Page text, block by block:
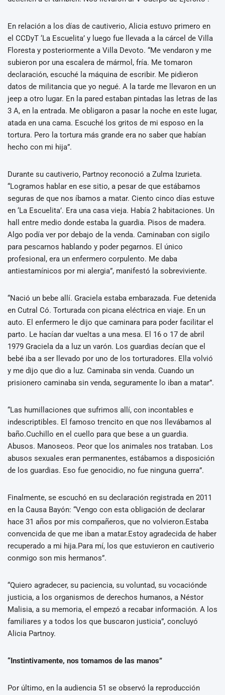
En relación a los días de cautiverio, Alicia estuvo primero en
el CCDyT ‘La Escuelita’ y luego fue llevada a la cárcel de Villa
Floresta y posteriormente a Villa Devoto. “Me vendaron y me
subieron por una escalera de mármol, fría. Me tomaron
declaración, escuché la máquina de escribir. Me pidieron
datos de militancia que yo negué. A la tarde me llevaron en un
jeep a otro lugar. En la pared estaban pintadas las letras de las
3 A, en la entrada. Me obligaron a pasar la noche en este lugar,
atada en una cama. Escuché los gritos de mi esposo en la
tortura. Pero la tortura más grande era no saber que habían
hecho con mi hija”.
Durante su cautiverio, Partnoy reconoció a Zulma Izurieta.
“Logramos hablar en ese sitio, a pesar de que estábamos
seguras de que nos íbamos a matar. Ciento cinco días estuve
en ‘La Escuelita’. Era una casa vieja. Había 2 habitaciones. Un
hall entre medio donde estaba la guardia. Pisos de madera.
Algo podía ver por debajo de la venda. Caminaban con sigilo
para pescarnos hablando y poder pegarnos. El único
profesional, era un enfermero corpulento. Me daba
antiestamínicos por mi alergia”, manifestó la sobreviviente.
“Nació un bebe allí. Graciela estaba embarazada. Fue detenida
en Cutral Có. Torturada con picana eléctrica en viaje. En un
auto. El enfermero le dijo que caminara para poder facilitar el
parto. Le hacían dar vueltas a una mesa. El 16 o 17 de abril
1979 Graciela da a luz un varón. Los guardias decían que el
bebé iba a ser llevado por uno de los torturadores. Ella volvió
y me dijo que dio a luz. Caminaba sin venda. Cuando un
prisionero caminaba sin venda, seguramente lo iban a matar”.
“Las humillaciones que sufrimos allí, con incontables e
indescriptibles. El famoso trencito en que nos llevábamos al
baño.Cuchillo en el cuello para que bese a un guardia.
Abusos. Manoseos. Peor que los animales nos trataban. Los
abusos sexuales eran permanentes, estábamos a disposición
de los guardias. Eso fue genocidio, no fue ninguna guerra”.
Finalmente, se escuchó en su declaración registrada en 2011
en la Causa Bayón: “Vengo con esta obligación de declarar
hace 31 años por mis compañeros, que no volvieron.Estaba
convencida de que me iban a matar.Estoy agradecida de haber
recuperado a mi hija.Para mí, los que estuvieron en cautiverio
conmigo son mis hermanos”.
“Quiero agradecer, su paciencia, su voluntad, su vocaciónde
justicia, a los organismos de derechos humanos, a Néstor
Malisia, a su memoria, el empezó a recabar información. A los
familiares y a todos los que buscaron justicia”, concluyó
Alicia Partnoy.
“Instintivamente, nos tomamos de las manos”
Por último, en la audiencia 51 se observó la reproducción